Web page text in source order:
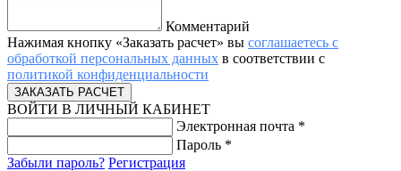
Комментарий
Нажимая кнопку «Заказать расчет» вы соглашаетесь с
обработкой персональных данных в соответствии с
политикой конфиденциальности
ВОЙТИ В ЛИЧНЫЙ КАБИНЕТ
Электронная почта *
Пароль *
Забыли пароль? Регистрация